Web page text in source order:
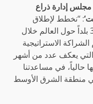
إدارة ذراع
: “نخطط لإطلاق
علامة ’آي بي كريكيت‘ في أكثر من 30 بلداً حول العالم خلال
الاستراتيجية
يعكف عدد من أشهر
حالياً، في مساعدتنا
منطقة الشرق الأوسط